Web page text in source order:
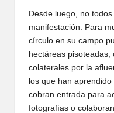
Desde luego, no
manifestación. Para
círculo en su campo
hectáreas pisoteadas,
colaterales por la
los que han
cobran entrada para
fotografías o